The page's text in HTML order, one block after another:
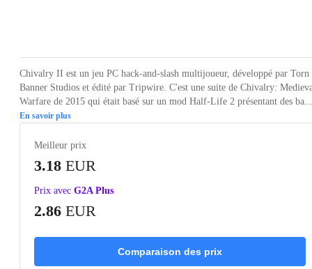
Chivalry II est un jeu PC hack-and-slash multijoueur, développé par Torn
Banner Studios et édité par Tripwire. C'est une suite de Chivalry:
Warfare de 2015 qui était basé sur un mod Half-Life 2 présentant des ba...
En savoir plus
Meilleur prix
3.18 EUR
Prix avec G2A Plus
2.86 EUR
Comparaison des prix